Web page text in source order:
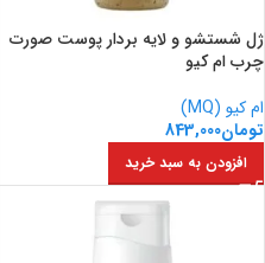
ژل شستشو و لایه بردار پوست صورت
چرب ام کیو
ام کیو (MQ)
تومان843,000
افزودن به سبد خرید